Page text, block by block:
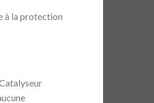
à la protection